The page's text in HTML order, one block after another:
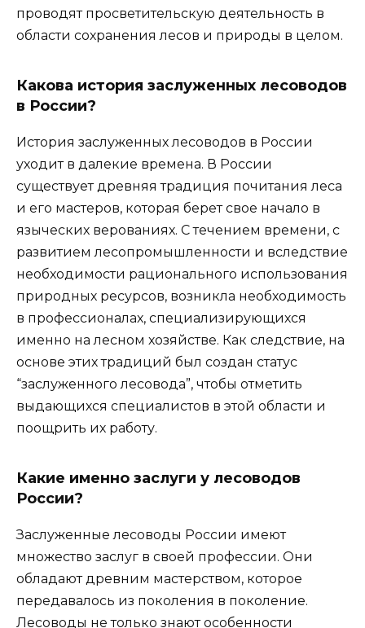
проводят просветительскую деятельность в
области сохранения лесов и природы в целом.
Какова история заслуженных лесоводов
в России?
История заслуженных лесоводов в России
уходит в далекие времена. В России
существует древняя традиция почитания леса
и его мастеров, которая берет свое начало в
языческих верованиях. С течением времени, с
развитием лесопромышленности и вследствие
необходимости рационального использования
природных ресурсов, возникла необходимость
в профессионалах, специализирующихся
именно на лесном хозяйстве. Как следствие, на
основе этих традиций был создан статус
“заслуженного лесовода”, чтобы отметить
выдающихся специалистов в этой области и
поощрить их работу.
Какие именно заслуги у лесоводов
России?
Заслуженные лесоводы России имеют
множество заслуг в своей профессии. Они
обладают древним мастерством, которое
передавалось из поколения в поколение.
Лесоводы не только знают особенности